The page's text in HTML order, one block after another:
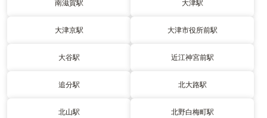
南滋賀駅 大津駅
大津京駅 大津市役所前駅
大谷駅 近江神宮前駅
追分駅 北大路駅
北山駅 北野白梅町駅